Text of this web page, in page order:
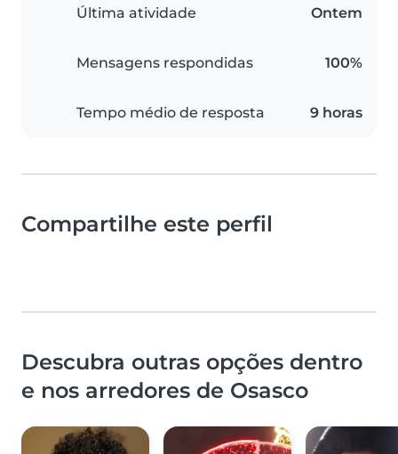
Última atividade Ontem
Mensagens respondidas 100%
Tempo médio de resposta 9 horas
Compartilhe este perfil
Descubra outras opções dentro
e nos arredores de Osasco